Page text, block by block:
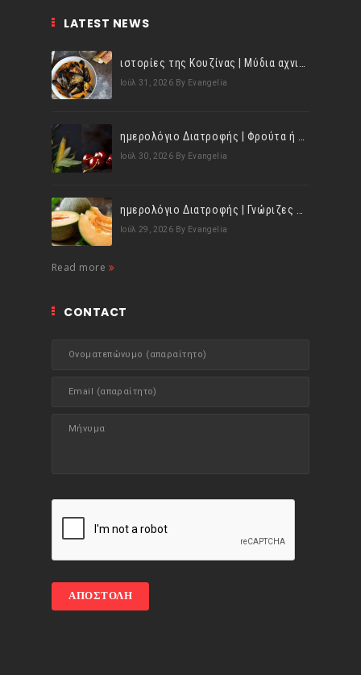
LATEST NEWS
ιστορίες της Κουζίνας | Μύδια αχνιστά σβησμένα με λευκό κρασί!
Ιούλ 31, 2026 By Evangelia
ημερολόγιο Διατροφής | Φρούτα ή λαχανικά; Γνωρίζεις τη διαφορά;
Ιούλ 30, 2026 By Evangelia
ημερολόγιο Διατροφής | Γνώριζες ότι, το πεπόνι περιέχει πολλές βιταμίνες;
Ιούλ 29, 2026 By Evangelia
Read more
CONTACT